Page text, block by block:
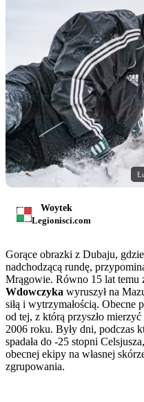
Woytek
Legionisci.com
Gorące obrazki z Dubaju,
nadchodzącą rundę,
Mrągowie. Równo 15 lat temu
Wdowczyka wyruszył na
siłą i wytrzymałością. Obecne
od tej, z którą przyszło
2006 roku. Były dni, podczas
spadała do -25 stopni
obecnej ekipy na własnej
zgrupowania.